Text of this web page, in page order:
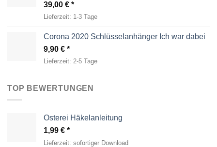
39,00 €
Lieferzeit: 1-3 Tage
Corona 2020 Schlüsselanhänger Ich war dabei
9,90 €
Lieferzeit: 2-5 Tage
TOP BEWERTUNGEN
Osterei Häkelanleitung
1,99 €
Lieferzeit: sofortiger Download